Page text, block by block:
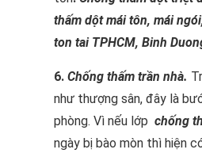
thấm dột mái tôn, mái
ton tai TPHCM, Binh
6. Chống thấm trần nhà.
như thượng sân, đây là
phòng. Vì nếu lớp chống
ngày bị bào mòn thì hiện